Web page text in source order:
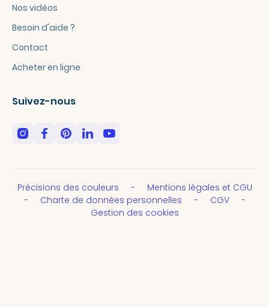
Nos vidéos
Besoin d'aide ?
Contact
Acheter en ligne
Suivez-nous
Précisions des couleurs
Mentions légales et CGU
Charte de données personnelles
CGV
Gestion des cookies